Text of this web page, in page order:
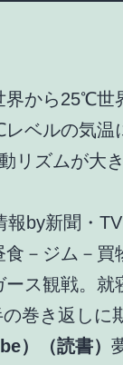
界から25℃世
ベルの気温
リズムが大
報by新聞・
－ジム－買
ス観戦。就
巻き返しに
）（読書）